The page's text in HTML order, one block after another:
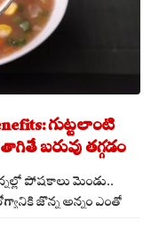
గుట్టలాంటి
బరువు తగ్గడం
పోషకాలు మెండు..
జొన్న అన్నం ఎంతో